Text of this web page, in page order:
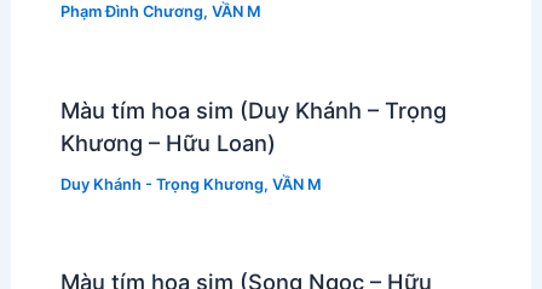
Phạm Đình Chương, VẦN M
Màu tím hoa sim (Duy Khánh – Trọng
Khương – Hữu Loan)
Duy Khánh - Trọng Khương, VẦN M
Màu tím hoa sim (Song Ngọc – Hữu